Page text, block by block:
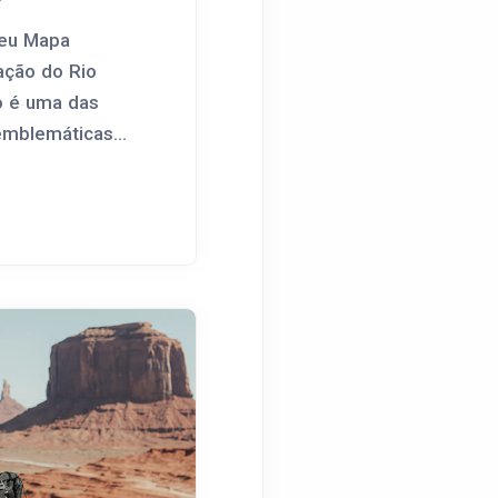
Mapa
do Rio
é uma das